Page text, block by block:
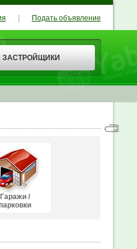
ЗАСТРОЙЩИКИ
Подать объявление
Гаражи /